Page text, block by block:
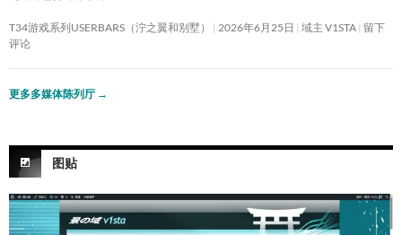
T34游戏系列USERBARS（泞之翼和别墅） 2026年6月25日 域主 V1STA 留下
评论
更多多媒体陈列厅 →
图贴